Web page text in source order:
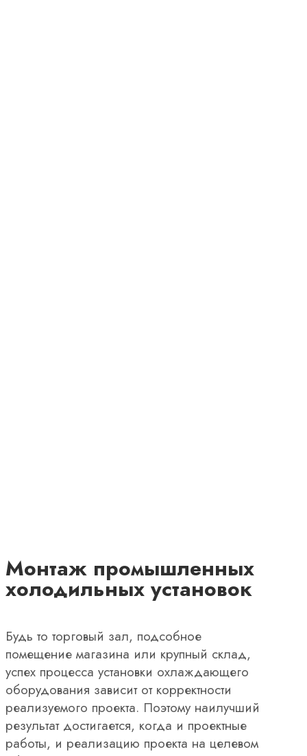
Монтаж промышленных
холодильных установок
Будь то торговый зал, подсобное
помещение магазина или крупный склад,
успех процесса установки охлаждающего
оборудования зависит от корректности
реализуемого проекта. Поэтому наилучший
результат достигается, когда и проектные
работы, и реализацию проекта на целевом